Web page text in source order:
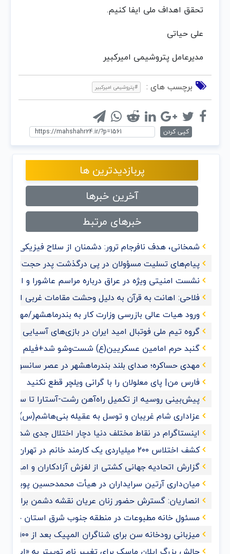
تحقق اهداف ملی ایفا کنیم.
علی حیاتی
مدیرعامل پتروشیمی امیرکبیر
برچسب های : #پتروشیمی امیرکبیر
کپی کردن
پربازدیدترین ها
آخرین خبرها
خبرهای مرتبط
شمخانی، هدف نافرجام ترور: دشمنان از سلاح فیزیکی
پیام‌های تسلیت مسؤولان در پی درگذشت پدر
نشست امنیتی ویژه در عراق درباره مراسم عاشورا و
فلاحی: اهانت به قرآن‌ به دلیل وحشت مقامات غربی از
ورود هیات عالی بازرسی وزارت کار به بندرماهشهر/مهدی
گروه تیم ملی فوتبال امید ایران در بازی‌های آسیایی
گنبد حرم امامین عسکریین(ع) شست‌وشو شد+فیلم و
مهدی حساکره؛ صدای بلند بندرماهشهر در عصر سانسور و
فارس من| پای معلولان را با گرانی ویلچر قطع نکنید
پیش‌بینی روسیه از تکمیل راه‌آهن رشت-آستارا تا سال ‌۲۰۲۸
عزاداری شام غریبان و توسل به عقیله بنی‌هاشم(س) با
اینستاگرام در نقاط مختلف دنیا دچار اختلال جدی شد
کشف اختلاس ۲۰۰ میلیاردی یک کارمند خانم در تهران
گزارش اتحادیه جهانی کشتی از لغزش آزادکاران و
میان‌داری آرتین سرایداران در هیأت محمدحسین
انصاریان: گسترش حضور زنان عریان نقشه دشمن برای
مسئول خانه مطبوعات در منطقه جنوب شرق استان
میزبانی رودخانه سن برای شناگران المپیک بعد از ۱۰۰ سال